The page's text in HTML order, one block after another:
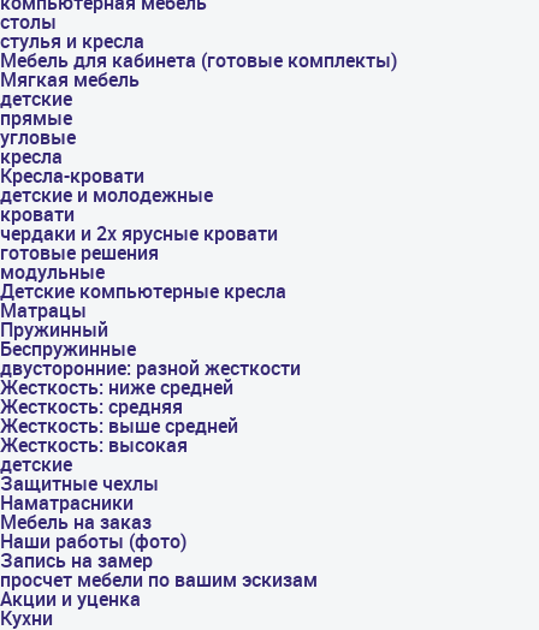
столы
стулья и кресла
Мебель для кабинета (готовые комплекты)
Мягкая мебель
детские
прямые
угловые
кресла
Кресла-кровати
детские и молодежные
кровати
чердаки и 2х ярусные кровати
готовые решения
модульные
Детские компьютерные кресла
Матрацы
Пружинный
Беспружинные
двусторонние: разной жесткости
Жесткость: ниже средней
Жесткость: средняя
Жесткость: выше средней
Жесткость: высокая
детские
Защитные чехлы
Наматрасники
Мебель на заказ
Наши работы (фото)
Запись на замер
просчет мебели по вашим эскизам
Акции и уценка
Кухни